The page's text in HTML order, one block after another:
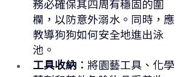
務必確保其四周有穩固的圍
欄，以防意外溺水。同時，應
教導狗狗如何安全地進出泳
池。
工具收納 ：將園藝工具、化學